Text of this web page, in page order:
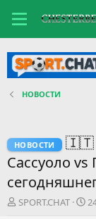
НОВОСТИ
НОВОСТИ
🇮🇹
Сассуоло
А
SPORT.CHAT
Д